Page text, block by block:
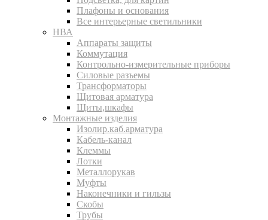
Плафоны и основания
Все интерьерные светильники
НВА
Аппараты защиты
Коммутация
Контрольно-измерительные приборы
Силовые разъемы
Трансформаторы
Щитовая арматура
Щиты,шкафы
Монтажные изделия
Изолир.каб.арматура
Кабель-канал
Клеммы
Лотки
Металлорукав
Муфты
Наконечники и гильзы
Скобы
Трубы